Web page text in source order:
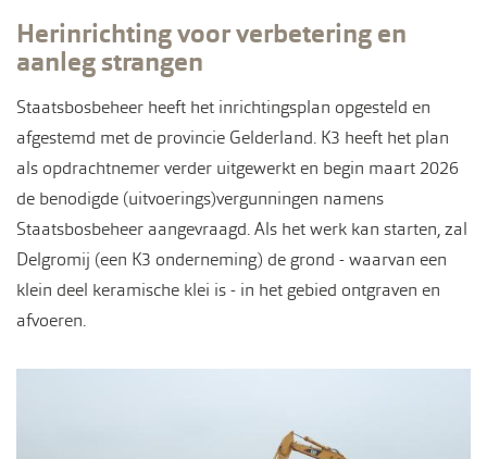
Herinrichting voor verbetering en
aanleg strangen
Staatsbosbeheer heeft het inrichtingsplan opgesteld en
afgestemd met de provincie Gelderland. K3 heeft het plan
als opdrachtnemer verder uitgewerkt en begin maart 2026
de benodigde (uitvoerings)vergunningen namens
Staatsbosbeheer aangevraagd. Als het werk kan starten, zal
Delgromij (een K3 onderneming) de grond - waarvan een
klein deel keramische klei is - in het gebied ontgraven en
afvoeren.